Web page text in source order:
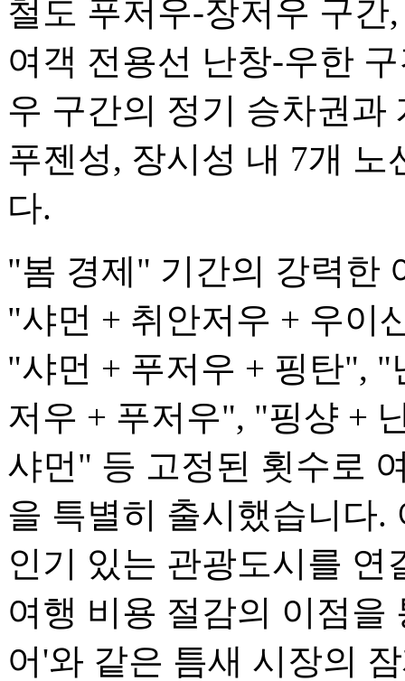
철도 푸저우-장저우 구
여객 전용선 난창-우한
우 구간의 정기 승차권과
푸젠성, 장시성 내 7개
다.
"봄 경제" 기간의 강력한
"샤먼 + 취안저우 + 우이
"샤먼 + 푸저우 + 핑탄",
저우 + 푸저우", "핑샹 +
샤먼" 등 고정된 횟수로
을 특별히 출시했습니다.
인기 있는 관광도시를
여행 비용 절감의 이점을
어'와 같은 틈새 시장의